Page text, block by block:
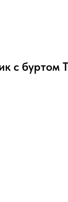
с буртом